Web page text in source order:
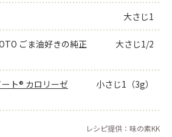
大さじ1
ごま油好きの純正
大さじ1/2
ート® カロリーゼ
小さじ1（3g）
レシピ提供：味の素KK